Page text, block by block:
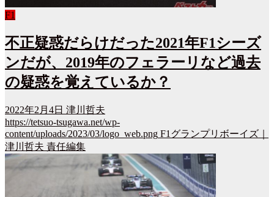
F1
不正疑惑だらけだった2021年F1シーズ
ンだが、2019年のフェラーリなど過去
の疑惑を覚えているか？
2022年2月4日 津川哲夫
https://tetsuo-tsugawa.net/wp-
content/uploads/2023/03/logo_web.png F1グランプリボーイズ｜
津川哲夫 責任編集